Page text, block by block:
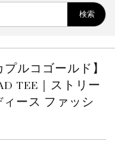
ルコゴールド】
TEE｜ストリー
ース ファッシ